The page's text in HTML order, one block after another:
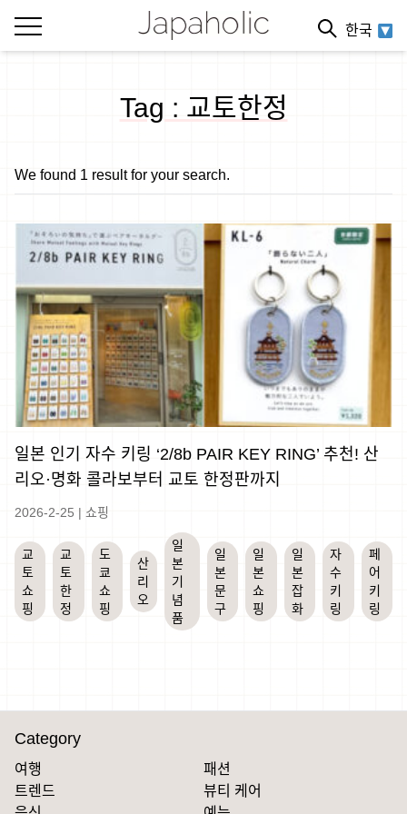
한국
Tag : 교토한정
We found 1 result for your search.
일본 인기 자수 키링 ‘2/8b PAIR KEY RING’ 추천! 산
리오·명화 콜라보부터 교토 한정판까지
2026-2-25 | 쇼핑
교
토
쇼
핑
교
토
한
정
도
쿄
쇼
핑
산
리
오
일
본
기
념
품
일
본
문
구
일
본
쇼
핑
일
본
잡
화
자
수
키
링
페
어
키
링
Category
여행
패션
트렌드
뷰티 케어